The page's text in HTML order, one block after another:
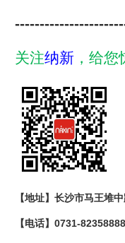
关注纳新 ，给您
【地址】长沙市马王堆
【电话】 0731-82358888